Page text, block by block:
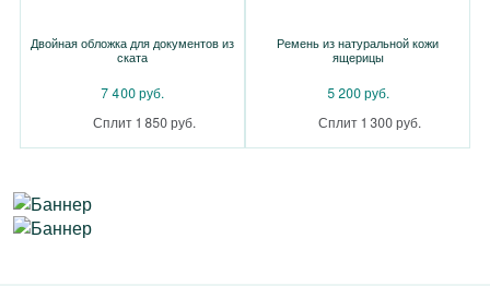
Двойная обложка для документов из
ската
7 400 руб.
Сплит 1 850 руб.
Ремень из натуральной кожи
ящерицы
5 200 руб.
Сплит 1 300 руб.